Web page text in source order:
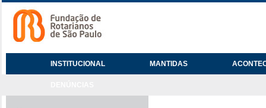
INSTITUCIONAL MANTIDAS